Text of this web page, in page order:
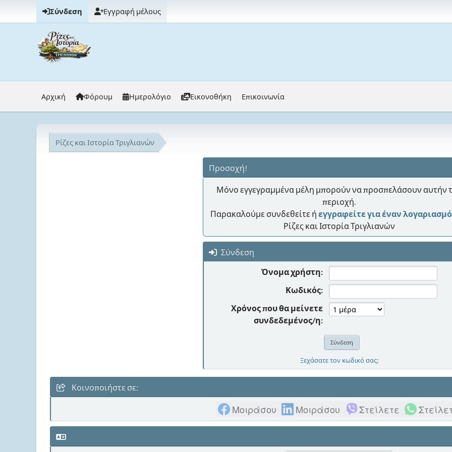
Σύνδεση Εγγραφή μέλους
Αρχική Φόρουμ Ημερολόγιο Εικονοθήκη Επικοινωνία
Ρίζες και Ιστορία Τριγλιανών
Προσοχή!
Μόνο εγγεγραμμένα μέλη μπορούν να προσπελάσουν αυτήν
περιοχή.
Παρακαλούμε συνδεθείτε ή εγγραφείτε για έναν λογαριασμό
Ρίζες και Ιστορία Τριγλιανών
Σύνδεση
Όνομα χρήστη:
Κωδικός:
Χρόνος που θα μείνετε
συνδεδεμένος/η:
Ξεχάσατε τον κωδικό σας;
Κοινοποιήστε σε:
Μοιράσου Μοιράσου Στείλετε